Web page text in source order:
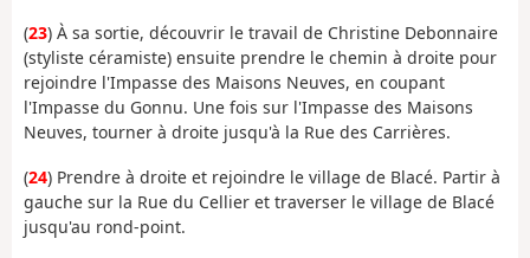
(23) À sa sortie, découvrir le travail de Christine Debonnaire
(styliste céramiste) ensuite prendre le chemin à droite pour
rejoindre l'Impasse des Maisons Neuves, en coupant
l'Impasse du Gonnu. Une fois sur l'Impasse des Maisons
Neuves, tourner à droite jusqu'à la Rue des Carrières.
(24) Prendre à droite et rejoindre le village de Blacé. Partir à
gauche sur la Rue du Cellier et traverser le village de Blacé
jusqu'au rond-point.